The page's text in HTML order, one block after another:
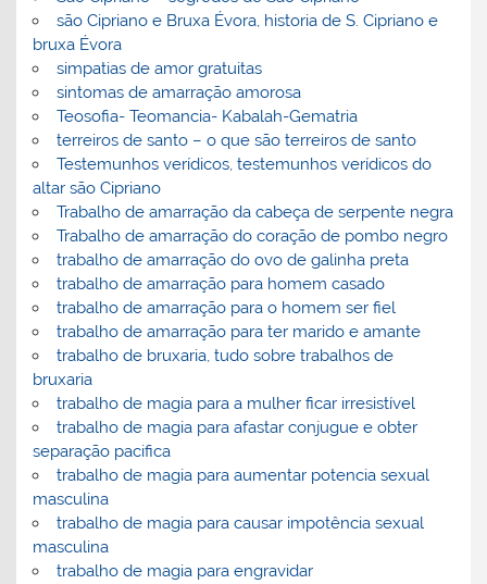
são Cipriano e Bruxa Évora, historia de S. Cipriano e
bruxa Évora
simpatias de amor gratuitas
sintomas de amarração amorosa
Teosofia- Teomancia- Kabalah-Gematria
terreiros de santo – o que são terreiros de santo
Testemunhos verídicos, testemunhos verídicos do
altar são Cipriano
Trabalho de amarração da cabeça de serpente negra
Trabalho de amarração do coração de pombo negro
trabalho de amarração do ovo de galinha preta
trabalho de amarração para homem casado
trabalho de amarração para o homem ser fiel
trabalho de amarração para ter marido e amante
trabalho de bruxaria, tudo sobre trabalhos de
bruxaria
trabalho de magia para a mulher ficar irresistível
trabalho de magia para afastar conjugue e obter
separação pacifica
trabalho de magia para aumentar potencia sexual
masculina
trabalho de magia para causar impotência sexual
masculina
trabalho de magia para engravidar